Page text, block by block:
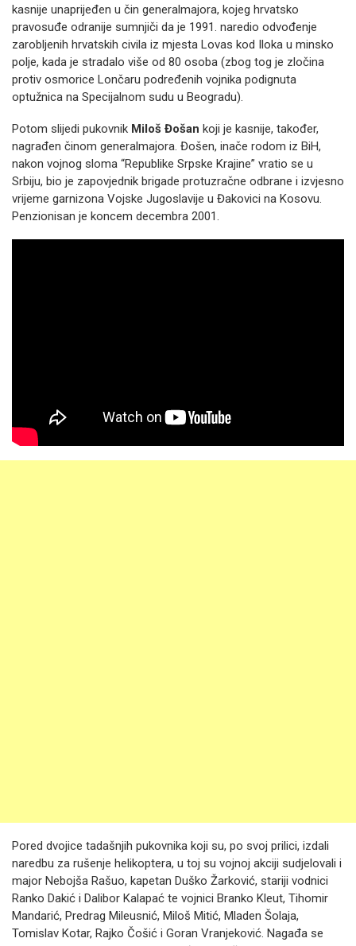
kasnije unaprijeđen u čin generalmajora, kojeg hrvatsko
pravosuđe odranije sumnjiči da je 1991. naredio odvođenje
zarobljenih hrvatskih civila iz mjesta Lovas kod Iloka u minsko
polje, kada je stradalo više od 80 osoba (zbog tog je zločina
protiv osmorice Lončaru podređenih vojnika podignuta
optužnica na Specijalnom sudu u Beogradu).
Potom slijedi pukovnik Miloš Đošan koji je kasnije, također,
nagrađen činom generalmajora. Đošen, inače rodom iz BiH,
nakon vojnog sloma “Republike Srpske Krajine” vratio se u
Srbiju, bio je zapovjednik brigade protuzračne odbrane i izvjesno
vrijeme garnizona Vojske Jugoslavije u Đakovici na Kosovu.
Penzionisan je koncem decembra 2001.
Pored dvojice tadašnjih pukovnika koji su, po svoj prilici, izdali
naredbu za rušenje helikoptera, u toj su vojnoj akciji sudjelovali i
major Nebojša Rašuo, kapetan Duško Žarković, stariji vodnici
Ranko Dakić i Dalibor Kalapać te vojnici Branko Kleut, Tihomir
Mandarić, Predrag Mileusnić, Miloš Mitić, Mladen Šolaja,
Tomislav Kotar, Rajko Čošić i Goran Vranjeković. Nagađa se